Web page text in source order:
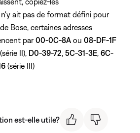
n'y ait pas de format défini pour
Bose, certaines adresses
par00-0C-8A ou 08-DF-1F
(série II), D0-39-72 5C-31-3E 6C-
(série III)
est-elle utile?